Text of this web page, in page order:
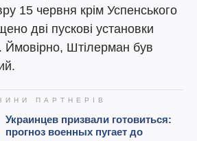
15 червня крім Успенського
дві пускові установки
Ймовірно, Штілерман був